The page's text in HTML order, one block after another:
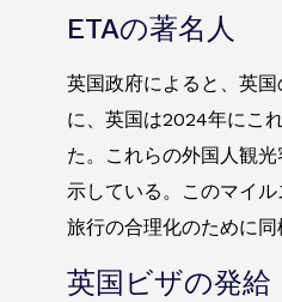
ETAの著名人
英国政府によると、英
に、英国は2024年にこ
た。これらの外国人観
示している。このマイ
旅行の合理化のために
英国ビザの発給